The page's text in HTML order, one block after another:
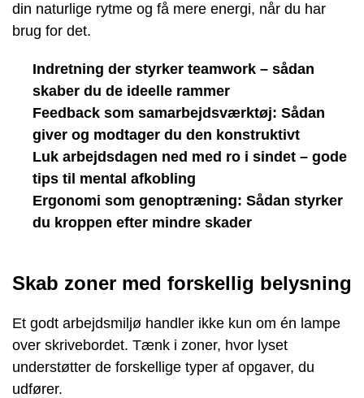
din naturlige rytme og få mere energi, når du har
brug for det.
Indretning der styrker teamwork – sådan
skaber du de ideelle rammer
Feedback som samarbejdsværktøj: Sådan
giver og modtager du den konstruktivt
Luk arbejdsdagen ned med ro i sindet – gode
tips til mental afkobling
Ergonomi som genoptræning: Sådan styrker
du kroppen efter mindre skader
Skab zoner med forskellig belysning
Et godt arbejdsmiljø handler ikke kun om én lampe
over skrivebordet. Tænk i zoner, hvor lyset
understøtter de forskellige typer af opgaver, du
udfører.